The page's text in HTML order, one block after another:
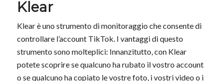
Klear
Klear è uno strumento di monitoraggio che consente di
controllare l’account TikTok. I vantaggi di questo
strumento sono molteplici: Innanzitutto, con Klear
potete scoprire se qualcuno ha rubato il vostro account
o se qualcuno ha copiato le vostre foto, i vostri video o i